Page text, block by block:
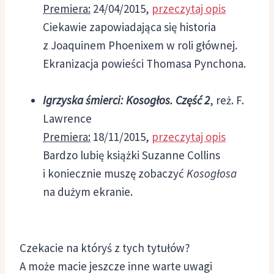
Premiera: 24/04/2015, przeczytaj opis
Ciekawie zapowiadająca się historia
z Joaquinem Phoenixem w roli głównej.
Ekranizacja powieści Thomasa Pynchona.
Igrzyska śmierci: Kosogłos. Część 2, reż. F.
Lawrence
Premiera: 18/11/2015, przeczytaj opis
Bardzo lubię książki Suzanne Collins
i koniecznie muszę zobaczyć Kosogłosa
na dużym ekranie.
Czekacie na któryś z tych tytułów?
A może macie jeszcze inne warte uwagi